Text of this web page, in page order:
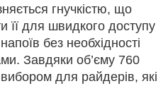
гнучкістю, що
її для швидкого доступу
без необхідності
Завдяки об’єму 760
для райдерів, які